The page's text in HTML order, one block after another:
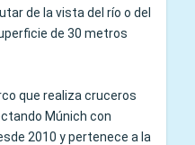
de la vista del río o del
de 30 metros
que realiza cruceros
Múnich con
2010 y pertenece a la